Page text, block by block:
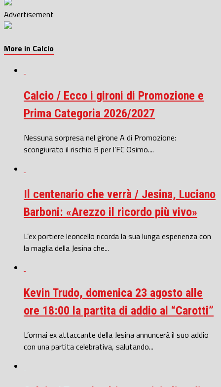
Advertisement
More in Calcio
Calcio / Ecco i gironi di Promozione e
Prima Categoria 2026/2027
Nessuna sorpresa nel girone A di Promozione:
scongiurato il rischio B per l’FC Osimo....
Il centenario che verrà / Jesina, Luciano
Barboni: «Arezzo il ricordo più vivo»
L’ex portiere leoncello ricorda la sua lunga esperienza con
la maglia della Jesina che...
Kevin Trudo, domenica 23 agosto alle
ore 18:00 la partita di addio al “Carotti”
L’ormai ex attaccante della Jesina annuncerà il suo addio
con una partita celebrativa, salutando...